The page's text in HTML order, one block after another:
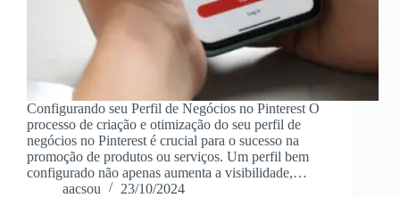
Configurando seu Perfil de Negócios no Pinterest O
processo de criação e otimização do seu perfil de
negócios no Pinterest é crucial para o sucesso na
promoção de produtos ou serviços. Um perfil bem
configurado não apenas aumenta a visibilidade,…
aacsou
23/10/2024